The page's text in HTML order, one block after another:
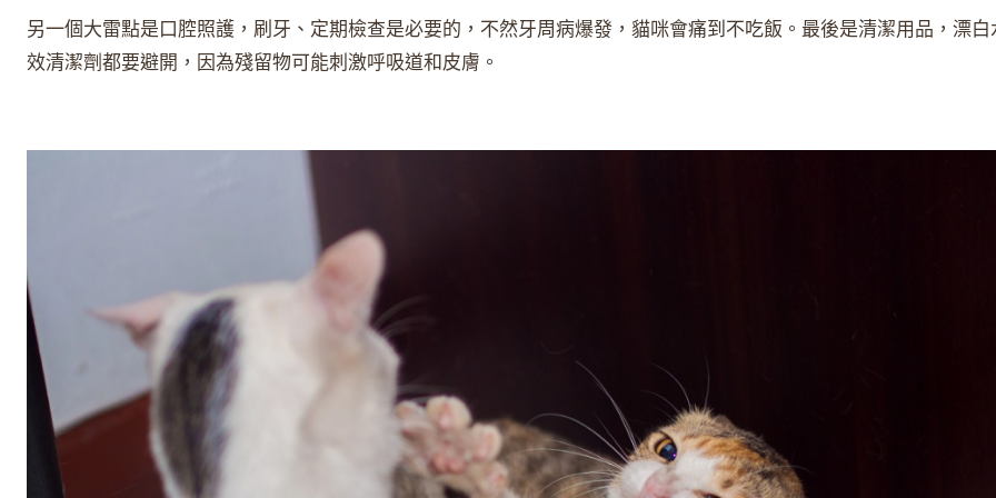
另一個大雷點是口腔照護，刷牙、定期檢查是必要的，不然牙周病爆發，貓咪會痛到不吃飯。最後是清潔用品，漂白
效清潔劑都要避開，因為殘留物可能刺激呼吸道和皮膚。